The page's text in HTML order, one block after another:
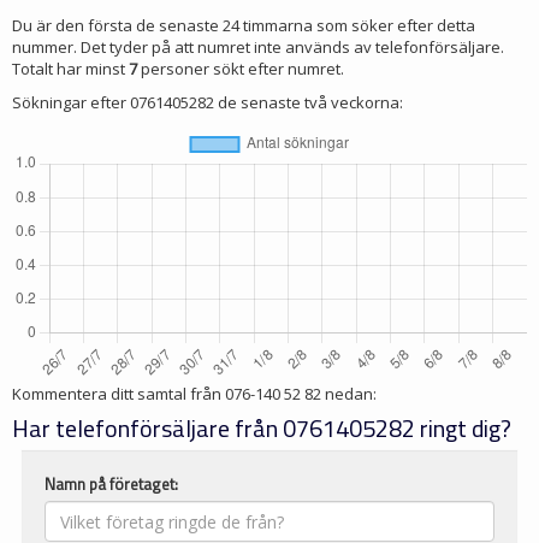
Du är den första de senaste 24 timmarna som söker efter detta
nummer. Det tyder på att numret inte används av telefonförsäljare.
Totalt har minst7personer sökt efter numret.
Sökningar efter 0761405282 de senaste två veckorna:
Kommentera ditt samtal från 076-140 52 82nedan:
Har telefonförsäljare från 0761405282 ringt dig?
Namn på företaget: